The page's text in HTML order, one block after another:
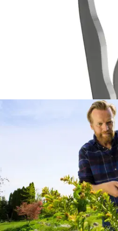
Gardena
Hinta ilman S-Etukorttia: 32,90 €
Verkkokaupan hinta
Valitse toimitustapa
Nouto myymälästä
Ilmainen
Siirry valitsemaan myymälä